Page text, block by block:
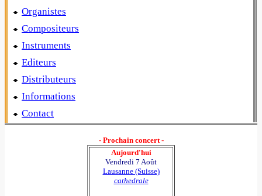
Organistes
Compositeurs
Instruments
Editeurs
Distributeurs
Informations
Contact
- Prochain concert -
Aujourd'hui
Vendredi 7 Août
Lausanne (Suisse)
cathedrale